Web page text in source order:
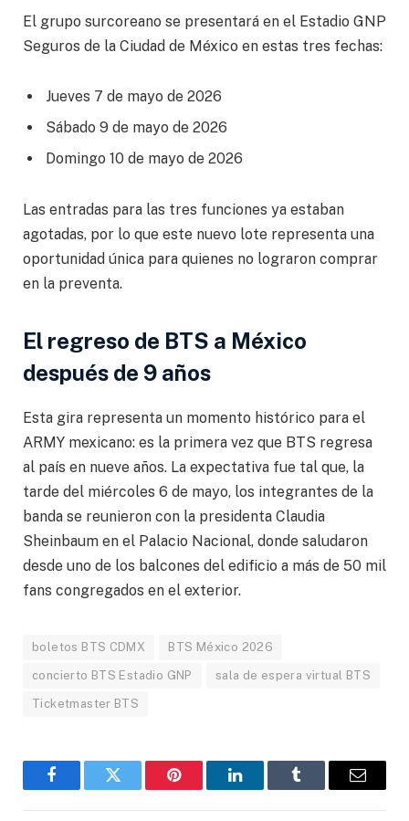
El grupo surcoreano se presentará en el Estadio GNP
Seguros de la Ciudad de México en estas tres fechas:
Jueves 7 de mayo de 2026
Sábado 9 de mayo de 2026
Domingo 10 de mayo de 2026
Las entradas para las tres funciones ya estaban
agotadas, por lo que este nuevo lote representa una
oportunidad única para quienes no lograron comprar
en la preventa.
El regreso de BTS a México
después de 9 años
Esta gira representa un momento histórico para el
ARMY mexicano: es la primera vez que BTS regresa
al país en nueve años. La expectativa fue tal que, la
tarde del miércoles 6 de mayo, los integrantes de la
banda se reunieron con la presidenta Claudia
Sheinbaum en el Palacio Nacional, donde saludaron
desde uno de los balcones del edificio a más de 50 mil
fans congregados en el exterior.
boletos BTS CDMX BTS México 2026
concierto BTS Estadio GNP sala de espera virtual BTS
Ticketmaster BTS
FacebookGorjeo Pinterest LinkedInTumblr
Correo